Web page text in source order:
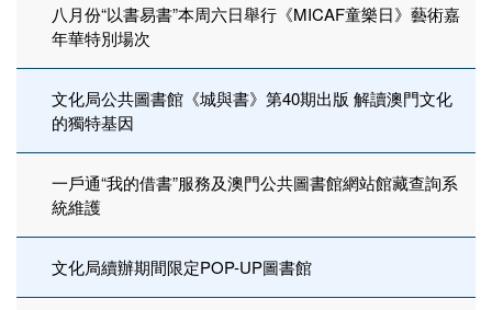
八月份“以書易書”本周六日舉行《MICAF童樂日》藝術嘉
年華特別場次
文化局公共圖書館《城與書》第40期出版 解讀澳門文化
的獨特基因
一戶通“我的借書”服務及澳門公共圖書館網站館藏查詢系
統維護
文化局續辦期間限定POP-UP圖書館